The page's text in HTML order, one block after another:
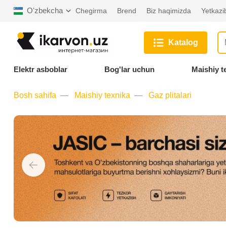
Oʻzbekcha Chegirma Brend Biz haqimizda
Katalog
Elektr asboblar Bog'lar uchun Maishiy
Bosh sahifa Maishiy texnika Gaz plitalari